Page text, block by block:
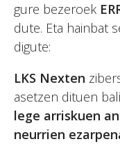
gure bezeroek
dute. Eta hainbat
digute:
LKS Nexten
asetzen dituen
lege arriskuen
neurrien